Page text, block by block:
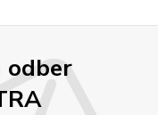
odber